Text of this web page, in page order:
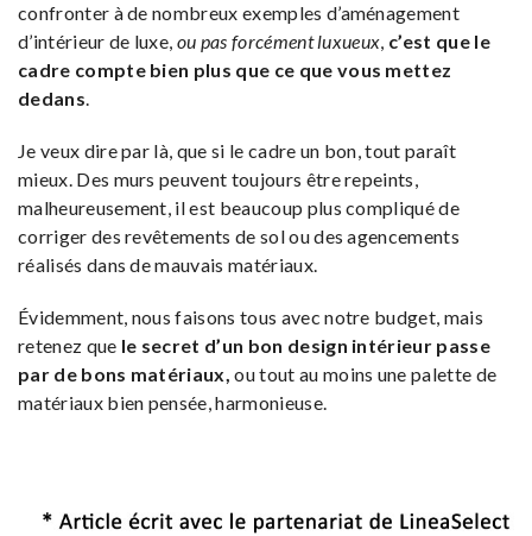
confronter à de nombreux exemples d’aménagement
d’intérieur de luxe, ou pas forcément luxueux, c’est que le
cadre compte bien plus que ce que vous mettez
dedans.
Je veux dire par là, que si le cadre un bon, tout paraît
mieux. Des murs peuvent toujours être repeints,
malheureusement, il est beaucoup plus compliqué de
corriger des revêtements de sol ou des agencements
réalisés dans de mauvais matériaux.
Évidemment, nous faisons tous avec notre budget, mais
retenez que le secret d’un bon design intérieur passe
par de bons matériaux, ou tout au moins une palette de
matériaux bien pensée, harmonieuse.